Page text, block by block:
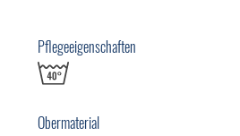
Pflegeeigenschaften
Obermaterial